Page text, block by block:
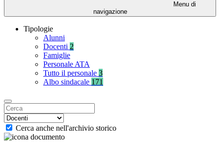
Menu di
navigazione
Tipologie
Alunni
Docenti 2
Famiglie
Personale ATA
Tutto il personale 3
Albo sindacale 171
Cerca anche nell'archivio storico